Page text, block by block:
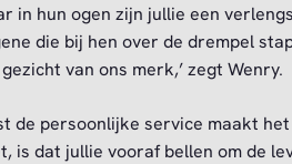
in hun ogen zijn jullie een
die bij hen over de drempel
van ons merk,’ zegt Wenry.
de persoonlijke service maakt het
is dat jullie vooraf bellen om de